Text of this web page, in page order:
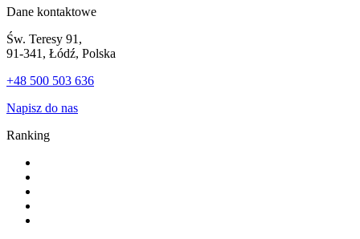
Dane kontaktowe
Św. Teresy 91,
91-341, Łódź, Polska
+48 500 503 636
Napisz do nas
Ranking